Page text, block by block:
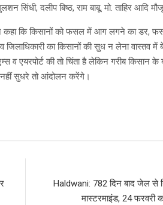
सिंधी, दलीप बिष्ठ, राम बाबू, मो. ताहिर आदि
कि किसानों को फसल में आग लगने का डर,
का किसानों की सुध न लेना वास्तव में
एयरपोर्ट की तो चिंता है लेकिन गरीब किसान के
नहीं सुधरे तो आंदोलन करेंगे।
Haldwani: 782 दिन बाद जेल से
मास्टरमाइंड, 24 फरवरी